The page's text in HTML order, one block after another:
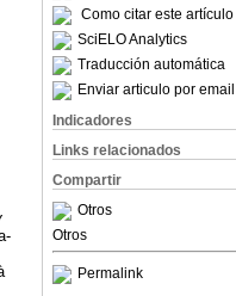
Como citar este artículo
SciELO Analytics
Traducción automática
Enviar articulo por email
Indicadores
Links relacionados
Compartir
Otros
Otros
Permalink